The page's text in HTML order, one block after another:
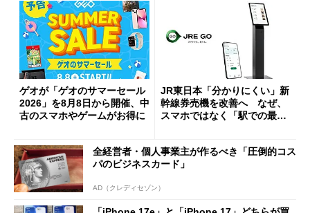
ゲオが「ゲオのサマーセール
2026」を8月8日から開催、中
古のスマホやゲームがお得に
JR東日本「分かりにくい」新
幹線券売機を改善へ なぜ、
スマホではなく「駅での最短
全経営者・個人事業主が作るべき「圧倒的コス
パのビジネスカード」
AD（クレディセゾン）